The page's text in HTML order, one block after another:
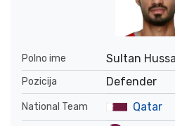
Polno ime Sultan
Pozicija Defender
National Team Qatar